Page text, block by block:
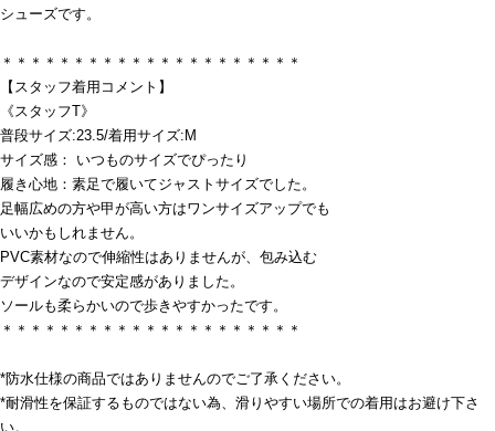
シューズです。
＊＊＊＊＊＊＊＊＊＊＊＊＊＊＊＊＊＊＊＊＊
【スタッフ着用コメント】
《スタッフT》
普段サイズ:23.5/着用サイズ:M
サイズ感： いつものサイズでぴったり
履き心地：素足で履いてジャストサイズでした。
足幅広めの方や甲が高い方はワンサイズアップでも
いいかもしれません。
PVC素材なので伸縮性はありませんが、包み込む
デザインなので安定感がありました。
ソールも柔らかいので歩きやすかったです。
＊＊＊＊＊＊＊＊＊＊＊＊＊＊＊＊＊＊＊＊＊
*防水仕様の商品ではありませんのでご了承ください。
*耐滑性を保証するものではない為、滑りやすい場所での着用はお避け下さ
い。